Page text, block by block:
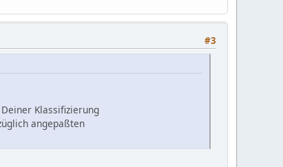
#3
Klassifizierung
angepaßten